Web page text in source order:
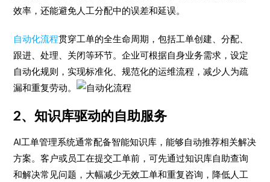
效率，还能避免人工分配中的误差和延误。
自动化流程贯穿工单的全生命周期，包括工单创建、分配、
跟进、处理、关闭等环节。企业可根据自身业务需求，设定
自动化规则，实现标准化、规范化的运维流程，减少人为疏
漏和重复劳动。
2、知识库驱动的自助服务
AI工单管理系统通常配备智能知识库，能够自动推荐相关解决
方案。客户或员工在提交工单前，可先通过知识库自助查询
和解决常见问题，大幅减少无效工单和重复咨询，降低人工